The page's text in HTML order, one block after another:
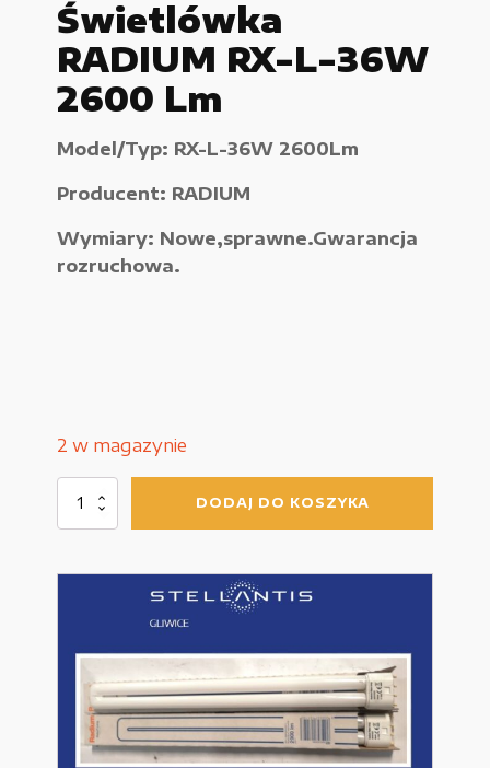
Nowe części zamienne
Pompy i przekładnie
Urządzenia elektryczne
Urządzenia pneumatyczne i hydrauliczne
Używane narzędzia warsztatowe
Pozostałe
Zamówienie
Świetlówka
RADIUM RX-L-36W
2600 Lm
Model/Typ: RX-L-36W 2600Lm
Producent: RADIUM
Wymiary: Nowe,sprawne.Gwarancja
rozruchowa.
2 w magazynie
ilość
Świetlówka
L-
DODAJ DO KOSZYKA